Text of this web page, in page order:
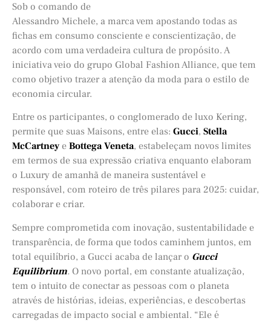
Sob o comando de
Alessandro Michele, a marca vem apostando todas as
fichas em consumo consciente e conscientização, de
acordo com uma verdadeira cultura de propósito. A
iniciativa veio do grupo Global Fashion Alliance, que tem
como objetivo trazer a atenção da moda para o estilo de
economia circular.
Entre os participantes, o conglomerado de luxo Kering,
permite que suas Maisons, entre elas: Gucci, Stella
McCartney e Bottega Veneta, estabeleçam novos limites
em termos de sua expressão criativa enquanto elaboram
o Luxury de amanhã de maneira sustentável e
responsável, com roteiro de três pilares para 2025: cuidar,
colaborar e criar.
Sempre comprometida com inovação, sustentabilidade e
transparência, de forma que todos caminhem juntos, em
total equilíbrio, a Gucci acaba de lançar o Gucci
Equilibrium. O novo portal, em constante atualização,
tem o intuito de conectar as pessoas com o planeta
através de histórias, ideias, experiências, e descobertas
carregadas de impacto social e ambiental. “Ele é